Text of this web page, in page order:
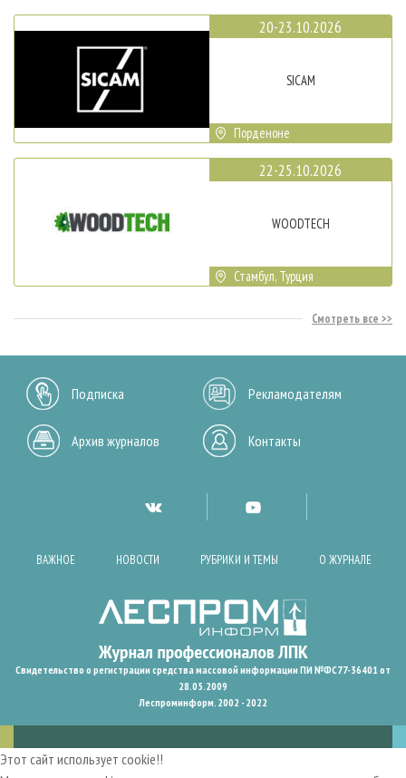
20-23.10.2026
SICAM
Порденоне
22-25.10.2026
WOODTECH
Стамбул, Турция
Смотреть все
Подписка Рекламодателям
Архив журналов Контакты
ВАЖНОЕ НОВОСТИ РУБРИКИ И ТЕМЫ О ЖУРНАЛЕ
Свидетельство о регистрации средства массовой информации ПИ №ФС77-36401 от
28.05.2009
Леспроминформ. 2002 - 2022
Этот сайт использует cookie!!